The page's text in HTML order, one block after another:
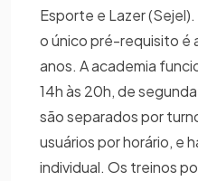
Esporte e Lazer
o único pré-requisito é
anos. A academia
14h às 20h, de
são separados por
usuários por horário, e
individual. Os treinos